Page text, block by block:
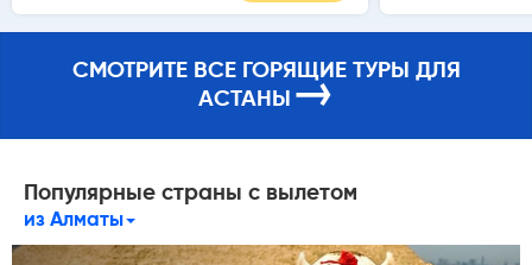
СМОТРИТЕ ВСЕ ГОРЯЩИЕ ТУРЫ ДЛЯ
АСТАНЫ →
Популярные страны с вылетом
из Алматы